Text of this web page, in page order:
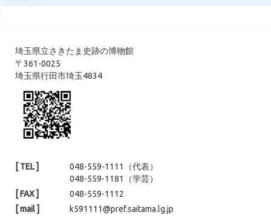
埼玉県立さきたま史跡の博物館
〒361-0025
埼玉県行田市埼玉4834
[ TEL ]
048-559-1111（代表）
048-559-1181（学芸）
[ FAX ]
048-559-1112
[ mail ]
k591111@pref.saitama.lg.jp